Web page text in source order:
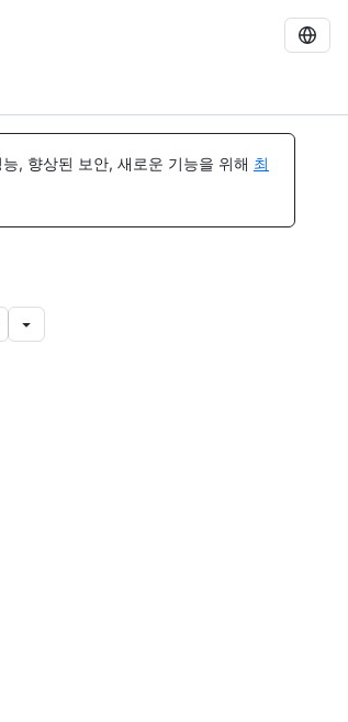
, 향상된 보안, 새로운 기능을 위해 최